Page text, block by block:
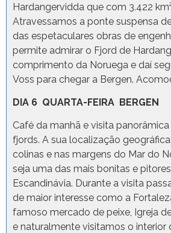
Hardangervidda que com 3.422
Atravessamos a ponte suspensa
das espetaculares obras de
permite admirar o Fjord de
comprimento da Noruega e daí
Voss para chegar a Bergen.
DIA 6 QUARTA-FEIRA BERGEN
Café da manhã e visita
fjords. A sua localização
colinas e nas margens do Mar do
seja uma das mais bonitas e
Escandinávia. Durante a visita
de maior interesse como a
famoso mercado de peixe, Igreja
e naturalmente visitamos o interior